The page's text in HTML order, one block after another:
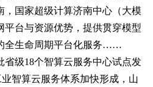
，国家超级计算济南中心（大模
平台与资源优势，提供贯穿模型
全生命周期平台化服务……
级18个智算云服务中心试点发
智算云服务体系加快形成，山